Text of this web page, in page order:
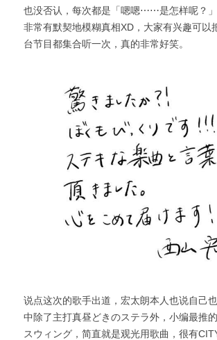
也没否认，每次都是「嗯嗯⋯⋯是怎样呢？
非常有默契地模糊真相XD，大家有兴趣可以
台节目都集合听一次，真的非常好笑。
说点这次的歌手出道，宏太朗本人也说自己
中除了主打真昼どきのステラ外，小编最推
スウィング，简直就是观光用歌曲，很有